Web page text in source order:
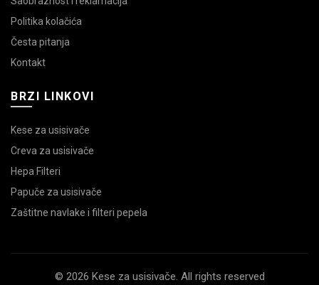
Politika kolačića
Česta pitanja
Kontakt
BRZI LINKOVI
Kese za usisivače
Creva za usisivače
Hepa Filteri
Papuče za usisivače
Zaštitne navlake i filteri pepela
© 2026 Kese za usisivače. All rights reserved